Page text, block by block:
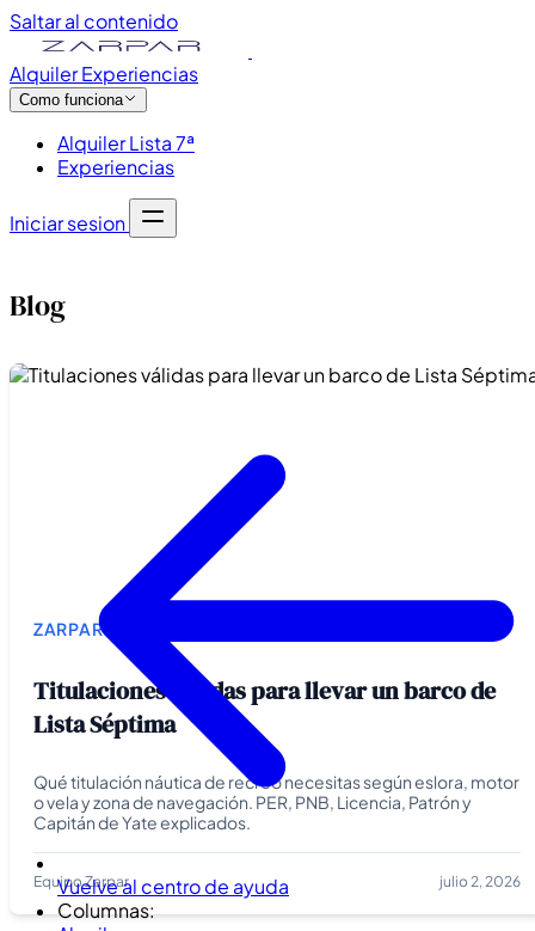
Saltar al contenido
Alquiler Experiencias
Como funciona
Alquiler Lista 7ª
Experiencias
Iniciar sesion
Vuelve al centro de ayuda
Columnas:
Blog
ZARPAR
Titulaciones válidas para llevar un barco de
Lista Séptima
Qué titulación náutica de recreo necesitas según eslora, motor
o vela y zona de navegación. PER, PNB, Licencia, Patrón y
Capitán de Yate explicados.
Equipo Zarpar julio 2, 2026